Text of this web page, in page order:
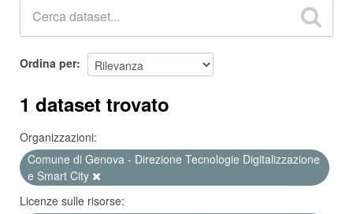
Ordina per
1 dataset trovato
Organizzazioni:
Comune di Genova - Direzione Tecnologie Digitalizzazione
e Smart City
Licenze sulle risorse: